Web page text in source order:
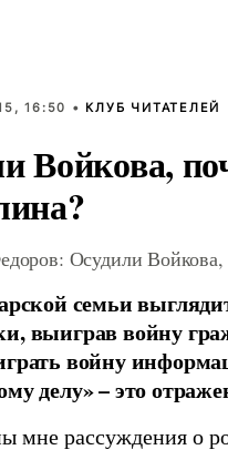
16:50 • КЛУБ ЧИТАТЕЛЕЙ
Войкова,
Осудили Войкова,
семьи
выиграв войну
войну
делу» – это
мне рассуждения о